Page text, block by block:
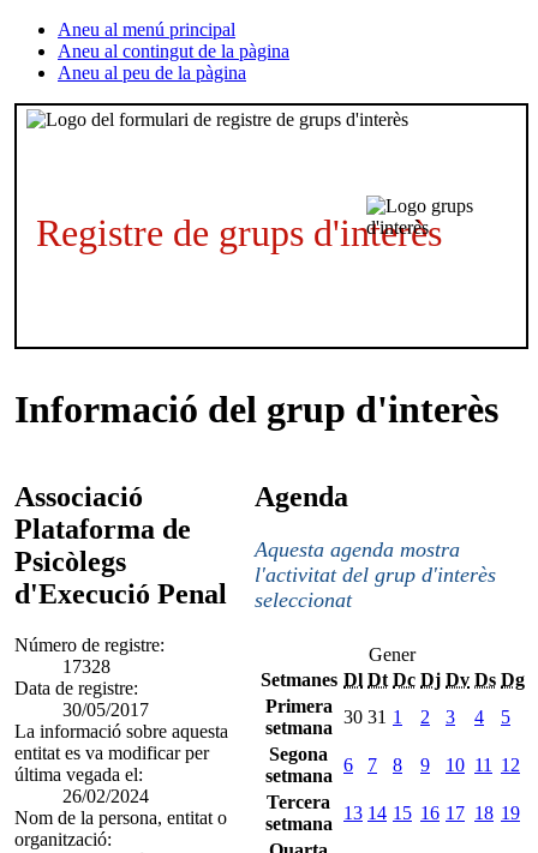
Aneu al menú principal
Aneu al contingut de la pàgina
Aneu al peu de la pàgina
Registre de grups d'interès
Informació del grup d'interès
Associació
Plataforma de
Psicòlegs
d'Execució Penal
Número de registre:
17328
Data de registre:
30/05/2017
La informació sobre aquesta
entitat es va modificar per
última vegada el:
26/02/2024
Nom de la persona, entitat o
organització:
Agenda
Aquesta agenda mostra
l'activitat del grup d'interès
seleccionat
Gener
Setmanes Dl Dt Dc Dj Dv Ds Dg
Primera
setmana
30 31 1 2 3 4
5
Segona
setmana
6 7 8 9 10 11
12
Tercera
setmana
13 14 15 16 17 18 19